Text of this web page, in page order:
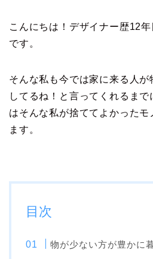
こんにちは！デザイナー歴12
です。
そんな私も今では家に来る人が
してるね！と言ってくれるまで
はそんな私が捨ててよかった
ます。
目次
物が少ない方が豊かに